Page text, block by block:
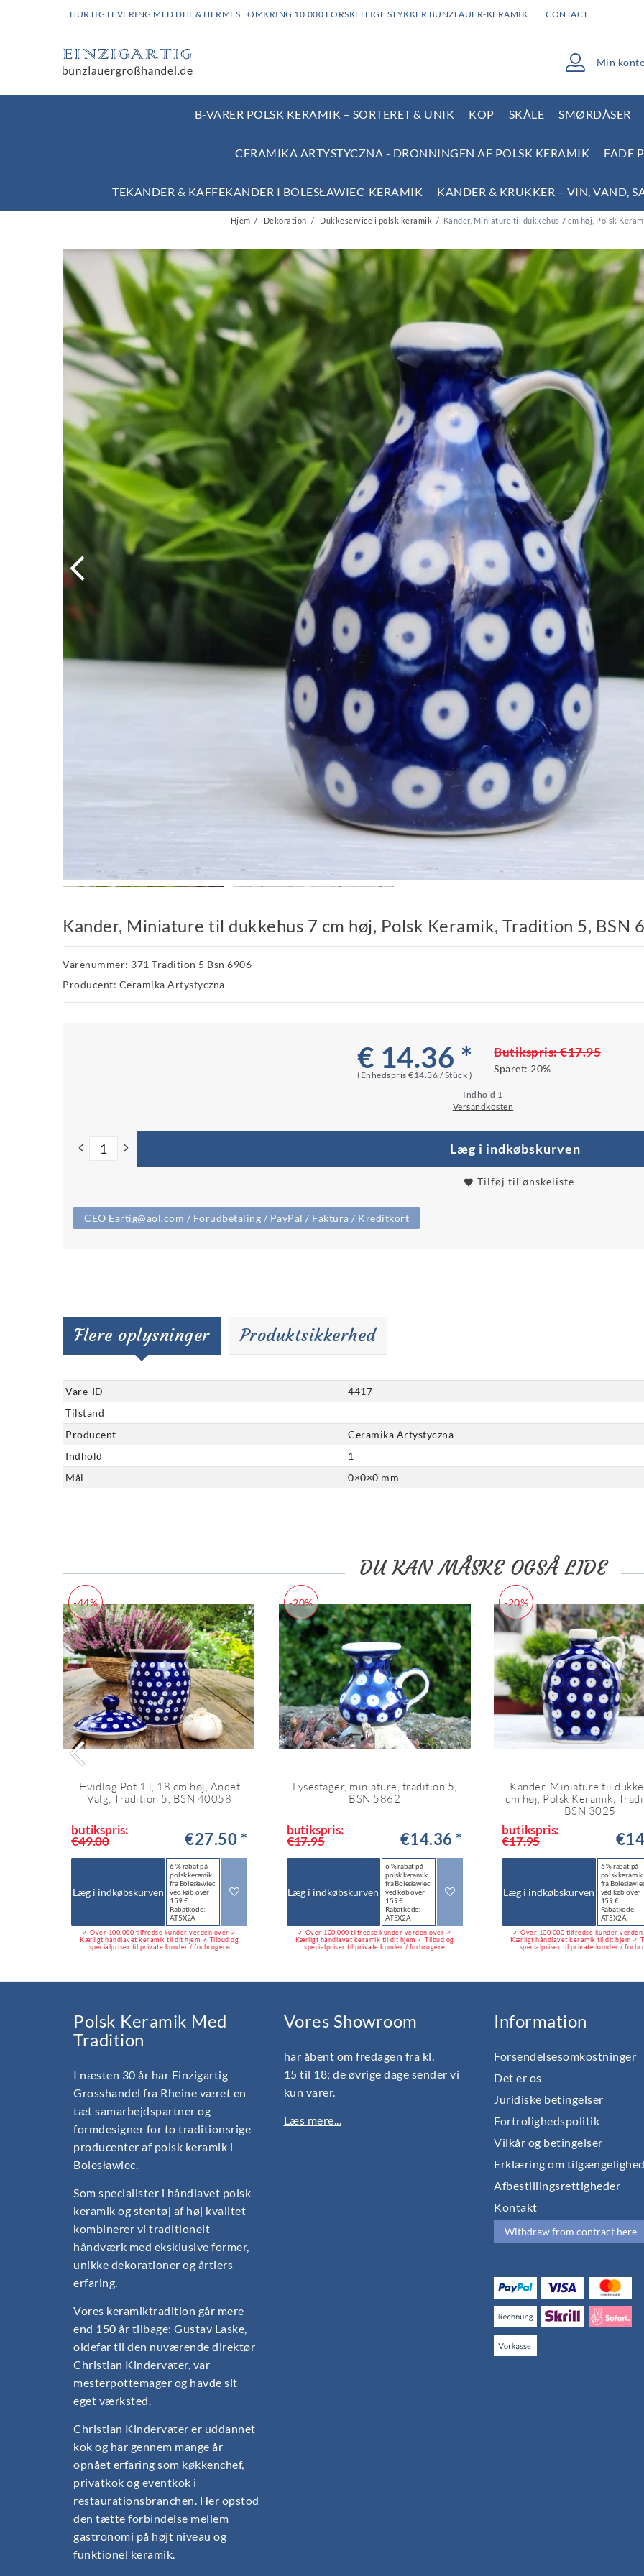
HURTIG LEVERING MED DHL & HERMES OMKRING 10.000 FORSKELLIGE STYKKER BUNZLAUER-KERAMIK CONTACT
Min
B-VARER POLSK KERAMIK – SORTERET & UNIK KOP SKÅLE SMØRDÅSER
CERAMIKA ARTYSTYCZNA - DRONNINGEN AF POLSK KERAMIK FADE
TEKANDER & KAFFEKANDER I BOLESŁAWIEC-KERAMIK KANDER & KRUKKER – VIN, VAND,
Hjem Dekoration Dukkeservice i polsk keramik Kander, Miniature til dukkehus 7 cm høj, Polsk
Kander, Miniature til dukkehus 7 cm høj, Polsk Keramik, Tradition 5, BSN
Varenummer: 371 Tradition 5 Bsn 6906
Producent: Ceramika Artystyczna
€ 14.36 *
(Enhedspris €14.36 / Stück )
Butikspris:€17.95
Sparet: 20%
Indhold 1
Versandkosten
Læg i indkøbskurven
Tilføj til ønskeliste
CEO Eartig@aol.com / Forudbetaling / PayPal / Faktura / Kreditkort
Flere oplysninger Produktsikkerhed
Vare-ID
4417
Tilstand
Producent
Ceramika Artystyczna
Indhold
1
Mål
0×0×0 mm
DU KAN MÅSKE OGSÅ LIDE
-44%
Hvidløg Pot 1 l, 18 cm høj, Andet
Valg, Tradition 5, BSN 40058
butikspris:
€49.00 €27.50 *
Læg i indkøbskurven
6 % rabat på
polsk keramik
fra Bolesławiec
ved køb over
159 €
Rabatkode:
AT5X2A
✓ Over 100.000 tilfredse kunder verden over ✓
Kærligt håndlavet keramik til dit hjem ✓ Tilbud og
specialpriser til private kunder / forbrugere
-20%
Lysestager, miniature, tradition 5,
BSN 5862
butikspris:
€17.95 €14.36 *
Læg i indkøbskurven
6 % rabat på
polsk keramik
fra Bolesławiec
ved køb over
159 €
Rabatkode:
AT5X2A
✓ Over 100.000 tilfredse kunder verden over ✓
Kærligt håndlavet keramik til dit hjem ✓ Tilbud og
specialpriser til private kunder / forbrugere
-20%
Kander, Miniature til
cm høj, Polsk Keramik,
BSN 3025
butikspris:
€17.95
Læg i indkøbskurven
6 % rabat på
polsk keramik
fra
ved køb over
159 €
Rabatkode:
AT5X2A
✓ Over 100.000 tilfredse kunder
Kærligt håndlavet keramik til dit hjem ✓
specialpriser til private kunder /
Polsk Keramik Med
Tradition
I næsten 30 år har Einzigartig
Grosshandel fra Rheine været en
tæt samarbejdspartner og
formdesigner for to traditionsrige
producenter af polsk keramik i
Bolesławiec.
Som specialister i håndlavet polsk
keramik og stentøj af høj kvalitet
kombinerer vi traditionelt
håndværk med eksklusive former,
unikke dekorationer og årtiers
erfaring.
Vores keramiktradition går mere
end 150 år tilbage: Gustav Laske,
oldefar til den nuværende direktør
Christian Kindervater, var
mesterpottemager og havde sit
eget værksted.
Christian Kindervater er uddannet
kok og har gennem mange år
opnået erfaring som køkkenchef,
privatkok og eventkok i
restaurationsbranchen. Her opstod
den tætte forbindelse mellem
gastronomi på højt niveau og
funktionel keramik.
Vores Showroom
har åbent om fredagen fra kl.
15 til 18; de øvrige dage sender vi
kun varer.
Læs mere...
Information
Forsendelsesomkostninger
Det er os
Juridiske betingelser
Fortrolighedspolitik
Vilkår og betingelser
Erklæring om
Afbestillingsrettigheder
Kontakt
Withdraw from contract here